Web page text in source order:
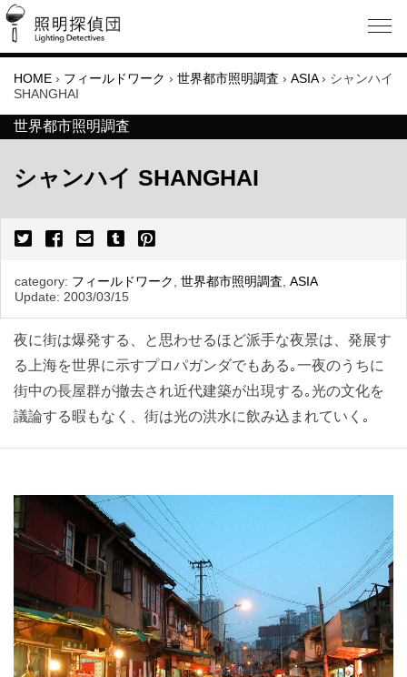
HOME › フィールドワーク › 世界都市照明調査 › ASIA › シャンハイ
SHANGHAI
世界都市照明調査
シャンハイ SHANGHAI
category: フィールドワーク , 世界都市照明調査, ASIA
Update: 2003/03/15
夜に街は爆発する、と思わせるほど派手な夜景は、発展す
る上海を世界に示すプロパガンダでもある｡一夜のうちに
街中の長屋群が撤去され近代建築が出現する｡光の文化を
議論する暇もなく、街は光の洪水に飲み込まれていく｡